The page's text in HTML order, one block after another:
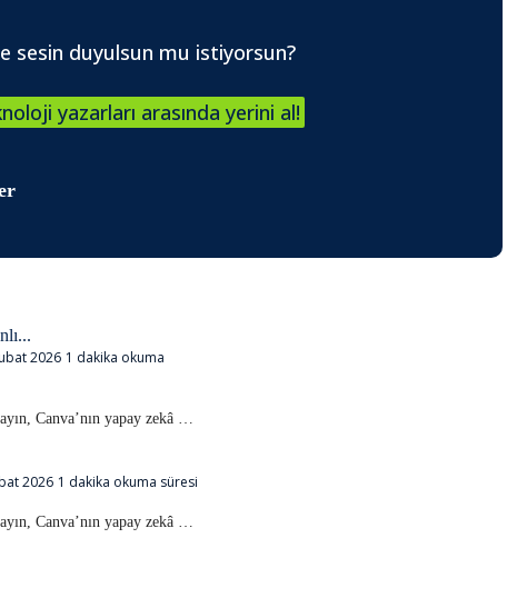
sesin duyulsun mu istiyorsun?
yazarları arasında yerini al!
2026 1 dakika okuma
Canva’nın yapay zekâ …
2026 1 dakika okuma süresi
Canva’nın yapay zekâ …